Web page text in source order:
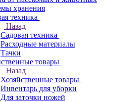
хранения
техника
Назад
Садовая техника
Расходные материалы
Тачки
товары
Назад
Хозяйственные товары
Инвентарь для уборки
Для заточки ножей